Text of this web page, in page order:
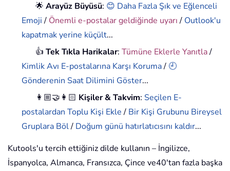
🌟Arayüz Büyüsü: 😊 Daha Fazla Şık ve Eğlenceli
Emoji/ Önemli e-postalar geldiğinde uyarı/ Outlook'u
kapatmak yerine küçült...
👍Tek Tıkla Harikalar:Tümüne Eklerle Yanıtla/
Kimlik Avı E-postalarına Karşı Koruma/ 🕘
Gönderenin Saat Dilimini Göster...
👩🏼‍🤝‍👩🏻 Kişiler & Takvim: Seçilen E-
postalardan Toplu Kişi Ekle/ Bir Kişi Grubunu Bireysel
Gruplara Böl/ Doğum günü hatırlatıcısını kaldır...
Kutools'u tercih ettiğiniz dilde kullanın – İngilizce,
İspanyolca, Almanca, Fransızca, Çince ve40'tan fazla başka